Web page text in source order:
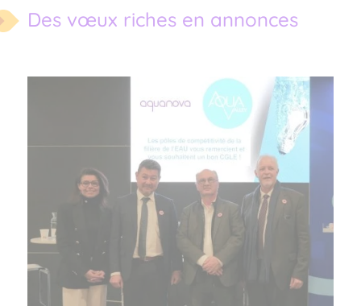
Des vœux riches en annonces